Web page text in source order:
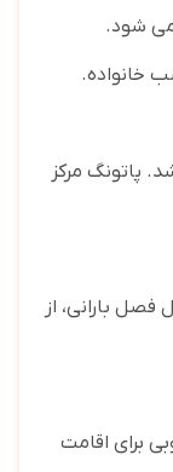
می شود.
خانواده.
پاتونگ مرکز
بارانی، از
برای اقامت